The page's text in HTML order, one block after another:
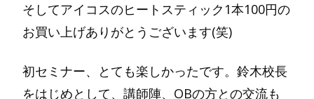
そしてアイコスのヒートスティック1本100円の
お買い上げありがとうございます(笑)
初セミナー、とても楽しかったです。鈴木校長
をはじめとして、講師陣、OBの方との交流も